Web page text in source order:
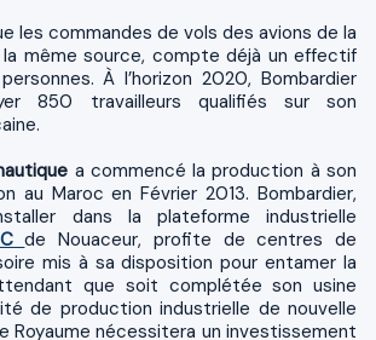
les commandes de vols des avions de la
la même source, compte déjà un effectif
À l’horizon 2020, Bombardier
850 travailleurs qualifiés sur son
a commencé la production à son
au Maroc en Février 2013. Bombardier,
dans la plateforme industrielle
de Nouaceur, profite de centres de
mis à sa disposition pour entamer la
que soit complétée son usine
de production industrielle de nouvelle
Royaume nécessitera un investissement